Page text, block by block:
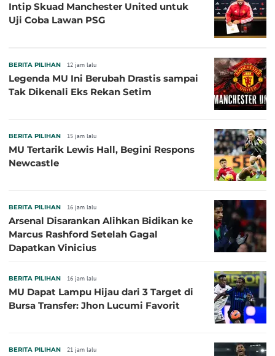
Intip Skuad Manchester United untuk
Uji Coba Lawan PSG
BERITA PILIHAN 12 jam lalu
Legenda MU Ini Berubah Drastis sampai
Tak Dikenali Eks Rekan Setim
BERITA PILIHAN 15 jam lalu
MU Tertarik Lewis Hall, Begini Respons
Newcastle
BERITA PILIHAN 16 jam lalu
Arsenal Disarankan Alihkan Bidikan ke
Marcus Rashford Setelah Gagal
Dapatkan Vinicius
BERITA PILIHAN 16 jam lalu
MU Dapat Lampu Hijau dari 3 Target di
Bursa Transfer: Jhon Lucumi Favorit
BERITA PILIHAN 21 jam lalu